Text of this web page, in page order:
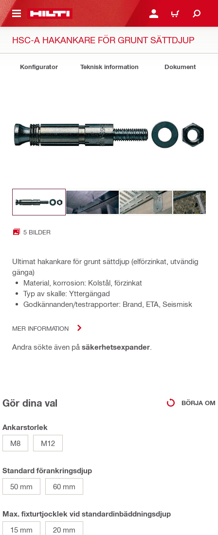
GÅ TILL HUVUDSIDAN LOGGA IN ELLER
VARUKORG
HSC-A HAKANKARE FÖR GRUNT SÄTTDJUP
Konfigurator Teknisk information Dokument
5 BILDER
Ultimat hakankare för grunt sättdjup (elförzinkat, utvändig
gänga)
Material, korrosion: Kolstål, förzinkat
Typ av skalle: Yttergängad
Godkännanden/testrapporter: Brand, ETA, Seismisk
MER INFORMATION
Andra sökte även på säkerhetsexpander
Gör dina val BÖRJA OM
Ankarstorlek
M8
M12
Standard förankringsdjup
50 mm
60 mm
Max. fixturtjocklek vid standardinbäddningsdjup
15 mm
20 mm